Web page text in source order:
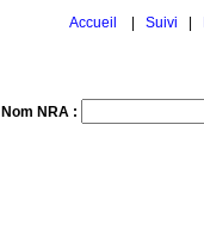
Accueil Suivi
Nom NRA :